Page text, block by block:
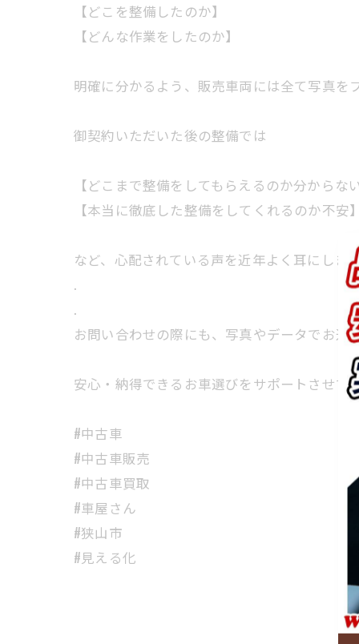
【どこを整備したのか】
【どんな作業をしたのか】
明確に分かるよう、販売車両には全て写真を
御契約いただいた後の整備では
【どこまで整備をしてもらえるのか分からない
【本当に徹底した整備をしてくれるのか不安】
など、心配されている声を近年よく耳にしま
.
.
お問い合わせの際にも、写真やデータでお送
安心・納得できるお車選びをサポートさせて
#中古車
#中古車販売
#中古車買取
#車屋さん
#狭山市
#見える化